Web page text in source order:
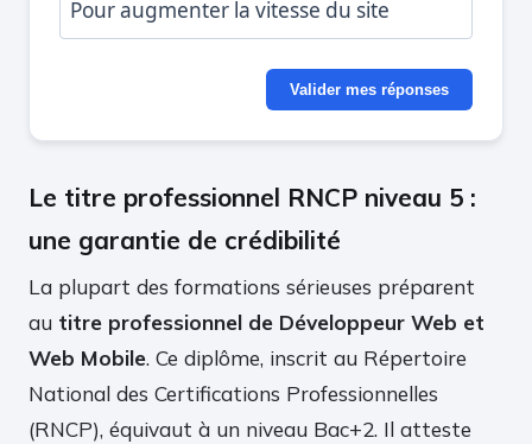
Pour augmenter la vitesse du site
Valider mes réponses
Le titre professionnel RNCP niveau 5 :
une garantie de crédibilité
La plupart des formations sérieuses préparent
au titre professionnel de Développeur Web et
Web Mobile. Ce diplôme, inscrit au Répertoire
National des Certifications Professionnelles
(RNCP), équivaut à un niveau Bac+2. Il atteste